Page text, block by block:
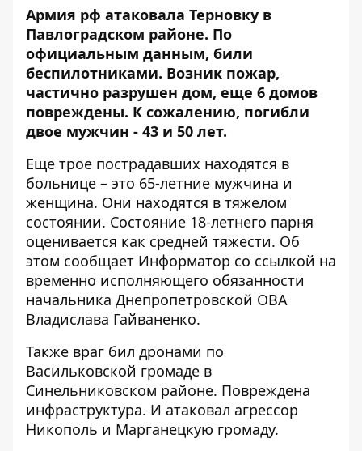
Армия рф атаковала Терновку в
Павлоградском районе. По
официальным данным, били
беспилотниками. Возник пожар,
частично разрушен дом, еще 6 домов
повреждены. К сожалению, погибли
двое мужчин - 43 и 50 лет.
Еще трое пострадавших находятся в
больнице – это 65-летние мужчина и
женщина. Они находятся в тяжелом
состоянии. Состояние 18-летнего парня
оценивается как средней тяжести. Об
этом сообщает Информатор со ссылкой на
временно исполняющего обязанности
начальника Днепропетровской ОВА
Владислава Гайваненко.
Также враг бил дронами по
Васильковской громаде в
Синельниковском районе. Повреждена
инфраструктура. И атаковал агрессор
Никополь и Марганецкую громаду.